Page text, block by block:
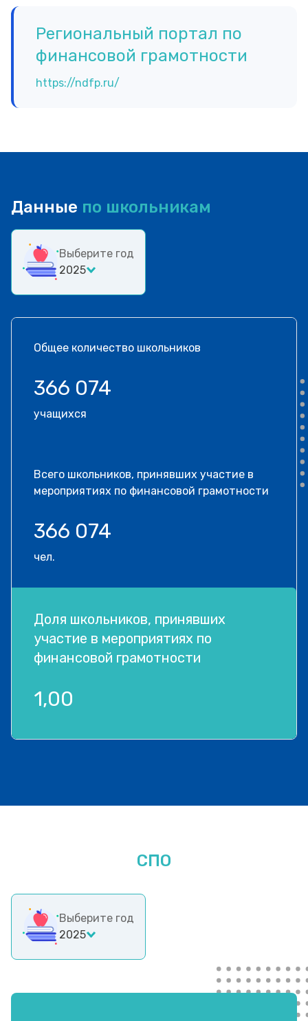
Региональный портал по
финансовой грамотности
https://ndfp.ru/
Данные по школьникам
Выберите год
2025
Общее количество школьников
366 074
учащихся
Всего школьников, принявших участие в
мероприятиях по финансовой грамотности
366 074
чел.
Доля школьников, принявших
участие в мероприятиях по
финансовой грамотности
1,00
СПО
Выберите год
2025